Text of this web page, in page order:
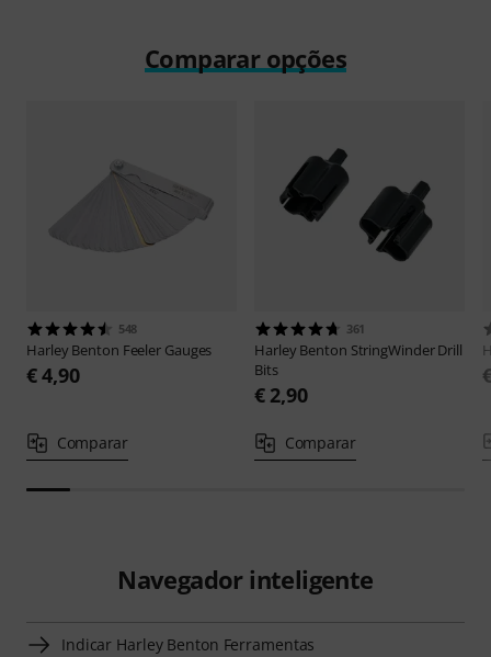
Comparar opções
548
Harley Benton Feeler Gauges
€ 4,90
Comparar
361
Harley Benton StringWinder Drill
Bits
€ 2,90
Comparar
Navegador inteligente
Indicar Harley Benton Ferramentas